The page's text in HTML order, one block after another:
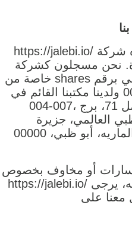
https://jalebi.io/ هو موقع الكتروني تديره شركة
نحن مسجلون كشركة
shares
004-007، المستوى 15، مركز العمل 71، برج
العالمي، جزيرة
الماريه، أبو ظبي، 00000, AUH الإمارات العربية
أو مخاوف بخصوص
https://jalebi.io/ أو المعلومات الواردة فيه، يرجى